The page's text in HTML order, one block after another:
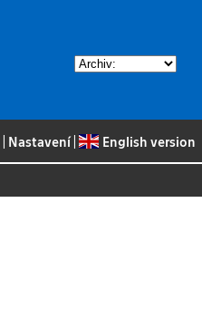
Nastavení| English version